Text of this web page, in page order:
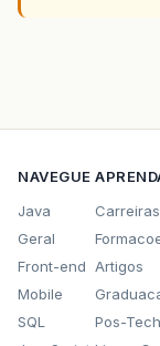
NAVEGUE
Java
Geral
Front-end
Mobile
SQL
Artigos
Pos-